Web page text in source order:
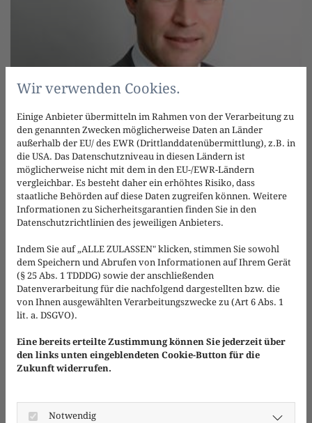
RECHTSGEBIETE /
TÄTIGKEITSSCHWERPUNKTE
Fachanwalt für Bank- und Kapitalmarktrecht
Immobilienrecht Zwangsversteigerungsrecht
Herr Rechtsanwalt Schröpfer ist seit Anfang des Jahres
2003 als Rechtsanwalt zugelassen.
Herr Rechtsanwalt Schröpfer ist Fachanwalt für Bank-
und Kapitalmarktrecht und Mitglied der
Wir verwenden Cookies.
Einige Anbieter übermitteln im Rahmen von der Verarbeitung zu
den genannten Zwecken möglicherweise Daten an Länder
außerhalb der EU/ des EWR (Drittlanddatenübermittlung), z.B. in
die USA. Das Datenschutzniveau in diesen Ländern ist
möglicherweise nicht mit dem in den EU-/EWR-Ländern
vergleichbar. Es besteht daher ein erhöhtes Risiko, dass
staatliche Behörden auf diese Daten zugreifen können. Weitere
Informationen zu Sicherheitsgarantien finden Sie in den
Datenschutzrichtlinien des jeweiligen Anbieters.
Indem Sie auf „ALLE ZULASSEN" klicken, stimmen Sie sowohl
dem Speichern und Abrufen von Informationen auf Ihrem Gerät
(§ 25 Abs. 1 TDDDG) sowie der anschließenden
Datenverarbeitung für die nachfolgend dargestellten bzw. die
von Ihnen ausgewählten Verarbeitungszwecke zu (Art 6 Abs. 1
lit. a. DSGVO).
Eine bereits erteilte Zustimmung können Sie jederzeit über
den links unten eingeblendeten Cookie-Button für die
Zukunft widerrufen.
Notwendig